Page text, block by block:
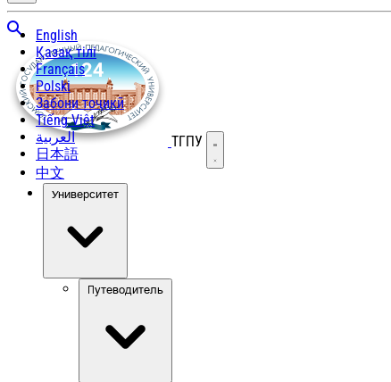
English
Қазақ тілі
Français
Polski
Забони тоҷикӣ
Tiếng Việt
العربية
日本語
中文
ТГПУ Открыть меню
Университет
Путеводитель